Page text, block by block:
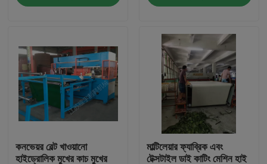
যোগাযোগ করুন
উদ্ধৃতির জন্য আবেদন
হাইড্রোলিক Die কাটন মেশিন
হাইড্রোলিক প্রেস মরা কাটন মেশিন
হাইড্রোলিক সুইং আর্ম কাটন মেশিন
কনভেয়র বেল্ট খাওয়ানো
হাইড্রোলিক মুখের কাচ মুখের
মাল্টিলেয়ার ফ্যাব্রিক এবং
টেক্সটাইল ডাই কাটিং মেশিন হাই